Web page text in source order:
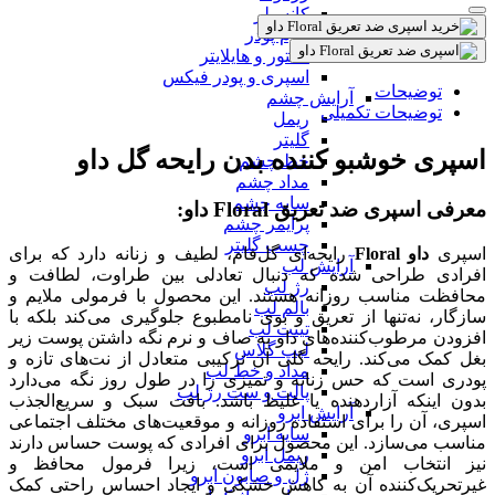
کانسیلر
کرم پودر
کانتور و هایلایتر
اسپری و پودر فیکس
آرایش چشم
ریمل
گلیتر
خط چشم
مداد چشم
سایه چشم
پرایمر چشم
چسب گلیتر
آرایش لب
رژ لب
بالم لب
تینت لب
لیپ گلاس
مداد و خط لب
پالت و ست رژ لب
آرایش ابرو
سایه ابرو
ریمل ابرو
ژل و صابون ابرو
توضیحات
توضیحات تکمیلی
اسپری خوشبو کننده بدن رایحه گل داو
معرفی اسپری ضد تعریق Floral داو:
اسپری داو Floral
رایحه‌ای گل‌فام، لطیف و زنانه دارد که برای
افرادی طراحی شده که دنبال تعادلی بین طراوت، لطافت و
محافظت مناسب روزانه هستند. این محصول با فرمولی ملایم و
سازگار، نه‌تنها از تعریق و بوی نامطبوع جلوگیری می‌کند بلکه با
افزودن مرطوب‌کننده‌های داو به صاف و نرم نگه داشتن پوست زیر
بغل کمک می‌کند. رایحه گلی آن ترکیبی متعادل از نت‌های تازه و
پودری است که حس زنانه و تمیزی را در طول روز نگه می‌دارد
بدون اینکه آزاردهنده یا غلیظ باشد. بافت سبک و سریع‌الجذب
اسپری، آن را برای استفاده روزانه و موقعیت‌های مختلف اجتماعی
مناسب می‌سازد. این محصول برای افرادی که پوست حساس دارند
نیز انتخاب امن و ملایمی است، زیرا فرمول محافظ و
غیرتحریک‌کننده آن به کاهش خشکی و ایجاد احساس راحتی کمک